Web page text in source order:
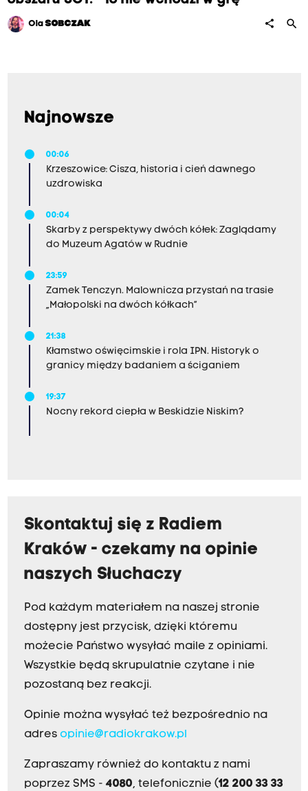
OlaSOBCZAK share search
Najnowsze
00:06
Krzeszowice: Cisza, historia i cień dawnego
uzdrowiska
00:04
Skarby z perspektywy dwóch kółek: Zaglądamy
do Muzeum Agatów w Rudnie
23:59
Zamek Tenczyn. Malownicza przystań na trasie
„Małopolski na dwóch kółkach”
21:38
Kłamstwo oświęcimskie i rola IPN. Historyk o
granicy między badaniem a ściganiem
19:37
Nocny rekord ciepła w Beskidzie Niskim?
Skontaktuj się z Radiem
Kraków - czekamy na opinie
naszych Słuchaczy
Pod każdym materiałem na naszej stronie
dostępny jest przycisk, dzięki któremu
możecie Państwo wysyłać maile z opiniami.
Wszystkie będą skrupulatnie czytane i nie
pozostaną bez reakcji.
Opinie można wysyłać też bezpośrednio na
adres opinie@radiokrakow.pl
Zapraszamy również do kontaktu z nami
poprzez SMS - 4080, telefonicznie (12 200 33 33